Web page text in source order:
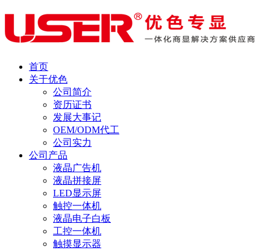
首页
关于优色
公司简介
资历证书
发展大事记
OEM/ODM代工
公司实力
公司产品
液晶广告机
液晶拼接屏
LED显示屏
触控一体机
液晶电子白板
工控一体机
触摸显示器